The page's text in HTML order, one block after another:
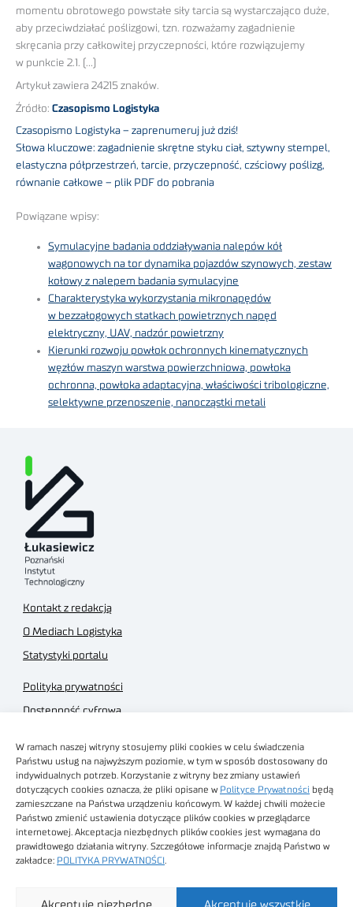
W ramach naszej witryny stosujemy pliki cookies w celu świadczenia
Państwu usług na najwyższym poziomie, w tym w sposób dostosowany do
indywidualnych potrzeb. Korzystanie z witryny bez zmiany ustawień
dotyczących cookies oznacza, że pliki opisane w Polityce Prywatności będą
zamieszczane na Państwa urządzeniu końcowym. W każdej chwili możecie
Państwo zmienić ustawienia dotyczące plików cookies w przeglądarce
internetowej. Akceptacja niezbędnych plików cookies jest wymagana do
prawidłowego działania witryny. Szczegółowe informacje znajdą Państwo w
zakładce: POLITYKA PRYWATNOŚCI
Akceptuję wszystkie
Akceptuję niezbędne
momentu obrotowego powstałe siły tarcia są wystarczająco duże,
aby przeciwdziałać poślizgowi, tzn. rozważamy zagadnienie
skręcania przy całkowitej przyczepności, które rozwiązujemy
w punkcie 2.1. (…)
Artykuł zawiera 24215 znaków.
Źródło: Czasopismo Logistyka
Czasopismo Logistyka – zaprenumeruj już dziś!
Słowa kluczowe: zagadnienie skrętne styku ciał, sztywny stempel,
elastyczna półprzestrzeń, tarcie, przyczepność, czściowy poślizg,
równanie całkowe – plik PDF do pobrania
Powiązane wpisy:
Symulacyjne badania oddziaływania nalepów kół
wagonowych na tor dynamika pojazdów szynowych, zestaw
kołowy z nalepem badania symulacyjne
Charakterystyka wykorzystania mikronapędów
w bezzałogowych statkach powietrznych napęd
elektryczny, UAV, nadzór powietrzny
Kierunki rozwoju powłok ochronnych kinematycznych
węzłów maszyn warstwa powierzchniowa, powłoka
ochronna, powłoka adaptacyjna, właściwości tribologiczne,
selektywne przenoszenie, nanocząstki metali
Kontakt z redakcją
O Mediach Logistyka
Statystyki portalu
Polityka prywatności
Dostępność cyfrowa
Regulamin sklepu
Obrazy stockowe
autorstwa